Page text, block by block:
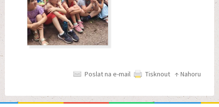
Poslat na e-mail Tisknout ↑ Nahoru